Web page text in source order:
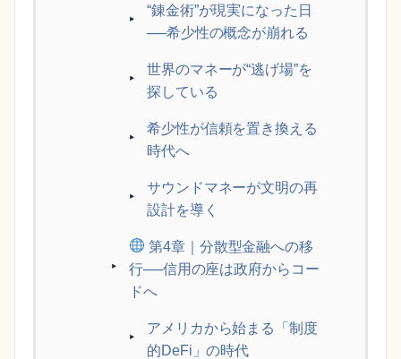
“錬金術”が現実になった日
──希少性の概念が崩れる
世界のマネーが“逃げ場”を
探している
希少性が信頼を置き換える
時代へ
サウンドマネーが文明の再
設計を導く
第4章｜分散型金融への移
行──信用の座は政府からコー
ドへ
アメリカから始まる「制度
的DeFi」の時代